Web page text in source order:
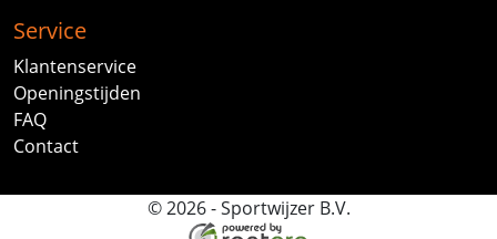
Service
Klantenservice
Openingstijden
FAQ
Contact
© 2026 - Sportwijzer B.V.